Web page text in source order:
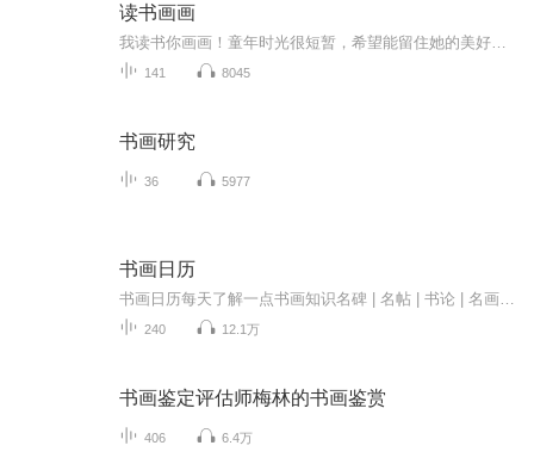
读书画画
141 8045
书画研究
36 5977
书画日历
240 12.1万
书画鉴定评估师梅林的书画鉴赏
406 6.4万